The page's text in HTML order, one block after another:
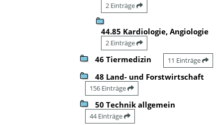
2 Einträge
44.85 Kardiologie, Angiologie
2 Einträge
46 Tiermedizin 11 Einträge
48 Land- und Forstwirtschaft
156 Einträge
50 Technik allgemein
44 Einträge